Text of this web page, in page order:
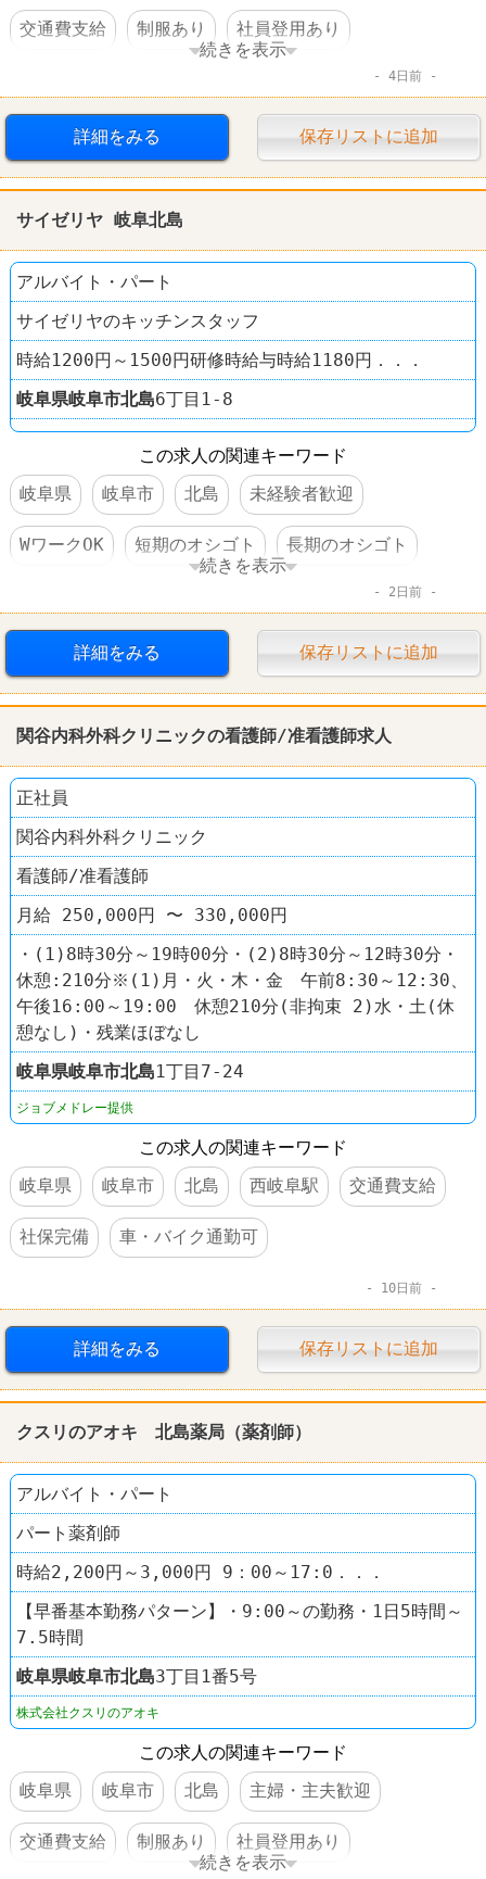
交通費支給 制服あり 社員登用あり
続きを表示
4日前
詳細をみる 保存リストに追加
サイゼリヤ 岐阜北島
アルバイト・パート
サイゼリヤのキッチンスタッフ
時給1200円～1500円研修時給与時給1180円．．．
岐阜県岐阜市北島6丁目1-8
この求人の関連キーワード
岐阜県
岐阜市 北島 未経験者歓迎
WワークOK 短期のオシゴト 長期のオシゴト
短時間でもＯＫ 昇給あり
食事補助あり 制服あり 社員登用あり
ファミレス サイゼリヤ
続きを表示
2日前
詳細をみる 保存リストに追加
関谷内科外科クリニックの看護師/准看護師求人
正社員
関谷内科外科クリニック
看護師/准看護師
月給 250,000円 〜 330,000円
・(1)8時30分～19時00分・(2)8時30分～12時30分・
休憩:210分※(1)月・火・木・金 午前8:30～12:30、
午後16:00～19:00 休憩210分(非拘束 2)水・土(休
憩なし)・残業ほぼなし
岐阜県岐阜市北島1丁目7-24
ジョブメドレー提供
この求人の関連キーワード
岐阜県
岐阜市 北島 西岐阜駅 交通費支給
社保完備 車・バイク通勤可
10日前
詳細をみる 保存リストに追加
クスリのアオキ 北島薬局（薬剤師）
アルバイト・パート
パート薬剤師
時給2,200円～3,000円 9：00～17:0．．．
【早番基本勤務パターン】・9:00～の勤務・1日5時間～
7.5時間
岐阜県岐阜市北島3丁目1番5号
株式会社クスリのアオキ
この求人の関連キーワード
岐阜県
岐阜市 北島 主婦・主夫歓迎
交通費支給 制服あり
社員登用あり
続きを表示